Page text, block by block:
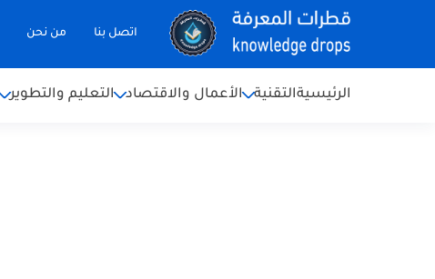
اتصل بنا من نحن
الرئيسيةالتقنية الأعمال والاقتصاد التعليم والتطوير